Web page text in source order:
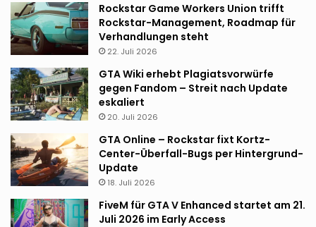
Rockstar Game Workers Union trifft
Rockstar-Management, Roadmap für
Verhandlungen steht
22. Juli 2026
GTA Wiki erhebt Plagiatsvorwürfe
gegen Fandom – Streit nach Update
eskaliert
20. Juli 2026
GTA Online – Rockstar fixt Kortz-
Center-Überfall-Bugs per Hintergrund-
Update
18. Juli 2026
FiveM für GTA V Enhanced startet am 21.
Juli 2026 im Early Access